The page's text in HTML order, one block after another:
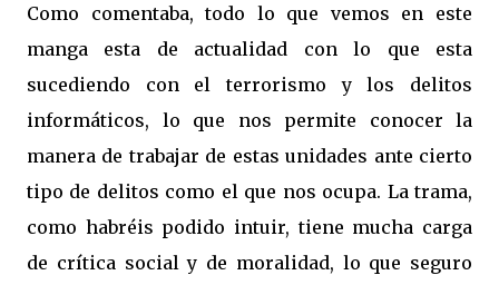
Como comentaba, todo lo que vemos en este
manga esta de actualidad con lo que esta
sucediendo con el terrorismo y los delitos
informáticos, lo que nos permite conocer la
manera de trabajar de estas unidades ante cierto
tipo de delitos como el que nos ocupa. La trama,
como habréis podido intuir, tiene mucha carga
de crítica social y de moralidad, lo que seguro